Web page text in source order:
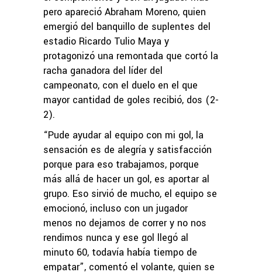
pero apareció Abraham Moreno, quien
emergió del banquillo de suplentes del
estadio Ricardo Tulio Maya y
protagonizó una remontada que cortó la
racha ganadora del líder del
campeonato, con el duelo en el que
mayor cantidad de goles recibió, dos (2-
2).
“Pude ayudar al equipo con mi gol, la
sensación es de alegría y satisfacción
porque para eso trabajamos, porque
más allá de hacer un gol, es aportar al
grupo. Eso sirvió de mucho, el equipo se
emocionó, incluso con un jugador
menos no dejamos de correr y no nos
rendimos nunca y ese gol llegó al
minuto 60, todavía había tiempo de
empatar”, comentó el volante, quien se